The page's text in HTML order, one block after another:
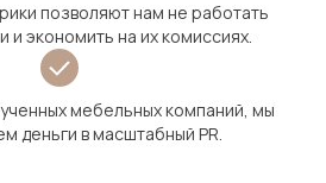
позволяют нам не работать
и экономить на их комиссиях.
мебельных компаний, мы
деньги в масштабный PR.